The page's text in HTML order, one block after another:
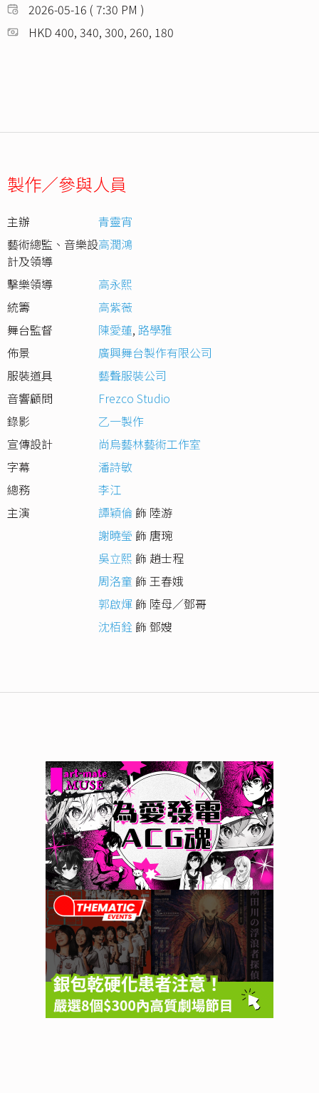
2026-05-16 ( 7:30 PM )
HKD 400, 340, 300, 260, 180
製作／參與人員
主辦
青靈宵
藝術總監、音樂設
計及領導
高潤鴻
擊樂領導
高永熙
統籌
高紫薇
舞台監督
陳愛蓮,路學雅
佈景
廣興舞台製作有限公司
服裝道具
藝聲服裝公司
音響顧問
Frezco Studio
錄影
乙一製作
宣傳設計
尚烏藝林藝術工作室
字幕
潘詩敏
總務
李江
主演
譚穎倫 飾 陸游
謝曉瑩 飾 唐琬
吳立熙 飾 趙士程
周洛童 飾 王春娥
郭啟煇 飾 陸母／鄧哥
沈栢銓 飾 鄧嫂